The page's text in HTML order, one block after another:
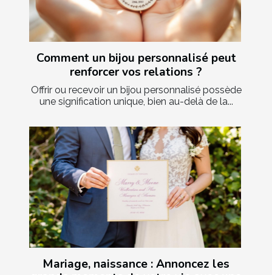
Comment un bijou personnalisé peut
renforcer vos relations ?
Offrir ou recevoir un bijou personnalisé possède
une signification unique, bien au-delà de la...
Mariage, naissance : Annoncez les